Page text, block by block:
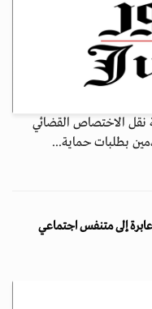
نقل الاختصاص القضائي
بطلبات حماية...
إلى متنفس اجتماعي